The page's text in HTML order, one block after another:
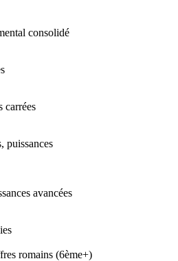
consolidé
carrées
puissances
avancées
romains (6ème+)